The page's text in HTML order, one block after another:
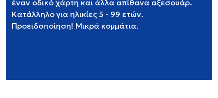
έναν οδικό χάρτη και άλλα απίθανα αξεσουάρ.
Κατάλληλο για ηλικίες 5 - 99 ετών.
Προειδοποίηση! Μικρά κομμάτια.